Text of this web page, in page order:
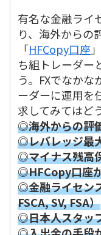
有名な金融ライ
り、海外からの
「HFCopy口座
ち組トレーダー
う。FXでなか
ーダーに運用を
求してみてはど
◎海外からの評
◎レバレッジ最
◎マイナス残高
◎HFCopy口座
◎金融ライセン
FSCA, SV, FSA）
◎日本人スタッ